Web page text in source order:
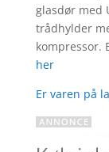
glasdør med
trådhylder
kompressor.
her
Er varen på